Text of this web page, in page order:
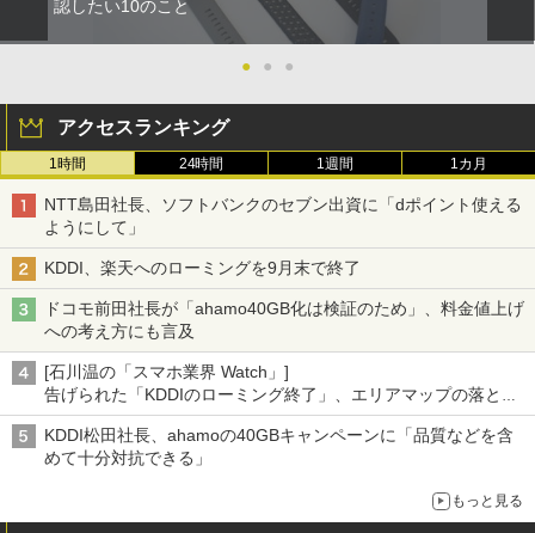
認したい10のこと
● ● ●
アクセスランキング
1時間 24時間 1週間 1カ月
NTT島田社長、ソフトバンクのセブン出資に「dポイント使える
ようにして」
KDDI、楽天へのローミングを9月末で終了
ドコモ前田社長が「ahamo40GB化は検証のため」、料金値上げ
への考え方にも言及
[石川温の「スマホ業界 Watch」]
告げられた「KDDIのローミング終了」、エリアマップの落とし
穴と楽天モバイルの課題
KDDI松田社長、ahamoの40GBキャンペーンに「品質などを含
めて十分対抗できる」
もっと見る